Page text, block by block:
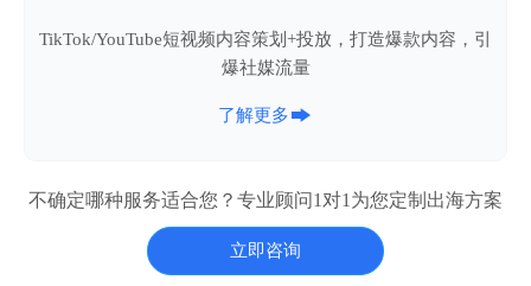
TikTok/YouTube短视频内容策划+投放，打造爆款内容，引
爆社媒流量
了解更多
不确定哪种服务适合您？专业顾问1对1为您定制出海方案
立即咨询